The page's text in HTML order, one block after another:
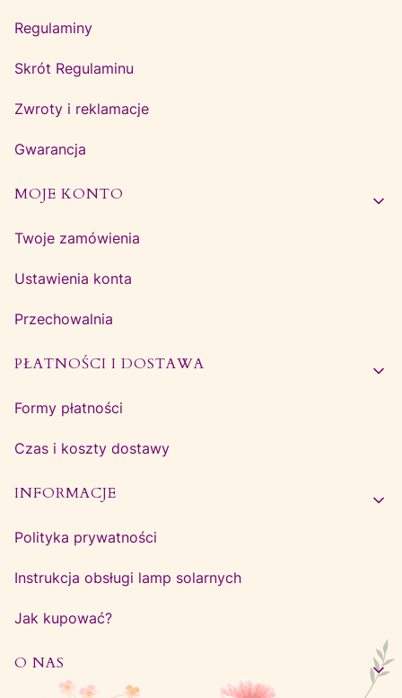
Regulaminy
Skrót Regulaminu
Zwroty i reklamacje
Gwarancja
MOJE KONTO
Twoje zamówienia
Ustawienia konta
Przechowalnia
PŁATNOŚCI I DOSTAWA
Formy płatności
Czas i koszty dostawy
INFORMACJE
Polityka prywatności
Instrukcja obsługi lamp solarnych
Jak kupować?
O NAS